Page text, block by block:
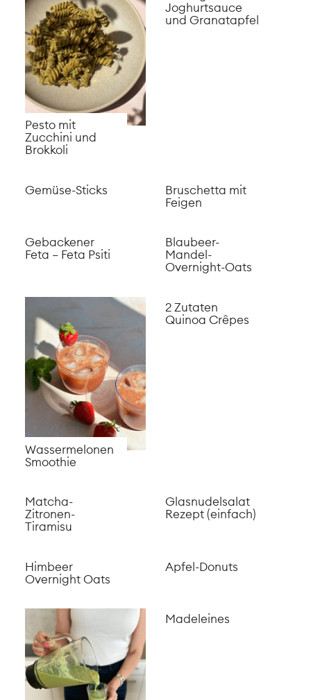
Pesto mit
Zucchini und
Brokkoli
Joghurtsauce
und Granatapfel
Gemüse-Sticks
Bruschetta mit
Feigen
Gebackener
Feta – Feta Psiti
Blaubeer-
Mandel-
Overnight-Oats
Wassermelonen
Smoothie
2 Zutaten
Quinoa Crêpes
Matcha-
Zitronen-
Tiramisu
Glasnudelsalat
Rezept (einfach)
Himbeer
Overnight Oats
Apfel-Donuts
Madeleines